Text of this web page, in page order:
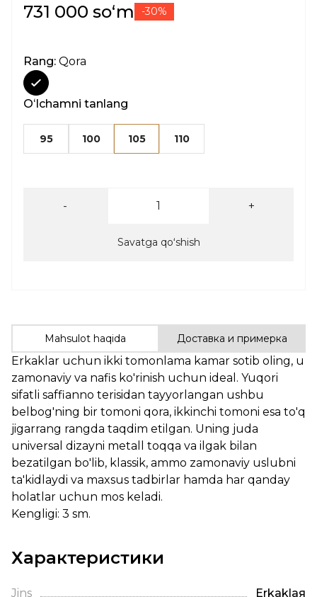
731 000 soʻm -30%
Rang: Qora
Oʻlchamni tanlang
95 100 105 110
- +
Savatga qoʻshish
Mahsulot haqida Доставка и примерка
Erkaklar uchun ikki tomonlama kamar sotib oling, u
zamonaviy va nafis ko'rinish uchun ideal. Yuqori
sifatli saffianno terisidan tayyorlangan ushbu
belbog'ning bir tomoni qora, ikkinchi tomoni esa to'q
jigarrang rangda taqdim etilgan. Uning juda
universal dizayni metall toqqa va ilgak bilan
bezatilgan bo'lib, klassik, ammo zamonaviy uslubni
ta'kidlaydi va maxsus tadbirlar hamda har qanday
holatlar uchun mos keladi.
Kengligi: 3 sm.
Характеристики
Jins Erkaklая